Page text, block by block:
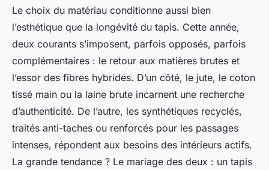
Le choix du matériau conditionne aussi bien
l’esthétique que la longévité du tapis. Cette année,
deux courants s’imposent, parfois opposés, parfois
complémentaires : le retour aux matières brutes et
l’essor des fibres hybrides. D’un côté, le jute, le coton
tissé main ou la laine brute incarnent une recherche
d’authenticité. De l’autre, les synthétiques recyclés,
traités anti-taches ou renforcés pour les passages
intenses, répondent aux besoins des intérieurs actifs.
La grande tendance ? Le mariage des deux : un tapis